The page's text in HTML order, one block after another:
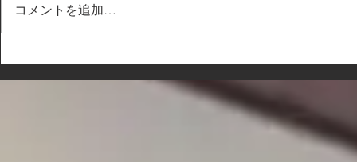
コメントを追加…